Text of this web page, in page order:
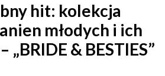
hit: kolekcja
młodych i ich
„BRIDE & BESTIES”